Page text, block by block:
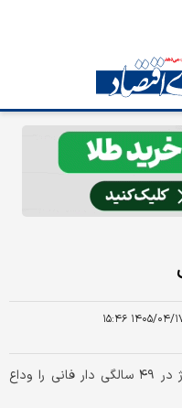
۰۴/۱۷ ۱۵:۴۶
نیلوفر حدادی گوینده و مدیر دوبلاژ در ۴۹ سالگی دار فانی را وداع